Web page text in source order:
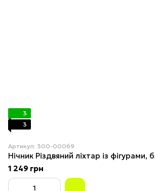
3
3
Артикул: 300-00069
1 249 грн